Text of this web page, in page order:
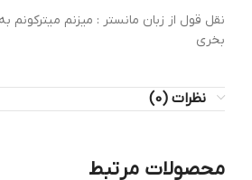
نقل قول از زبان مانستر : میزنم میترکونم
بخری
نظرات (0)
محصولات مرتبط